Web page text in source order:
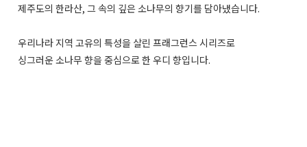
제주도의 한라산, 그 속의 깊은 소나무의 향기를 담아냈습니다.
우리나라 지역 고유의 특성을 살린 프래그런스 시리즈로
싱그러운 소나무 향을 중심으로 한 우디 향입니다.